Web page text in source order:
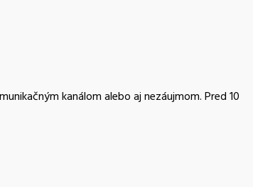
kanálom alebo aj nezáujmom. Pred 10